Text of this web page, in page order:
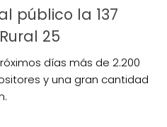
público la 137
25
días más de 2.200
y una gran cantidad